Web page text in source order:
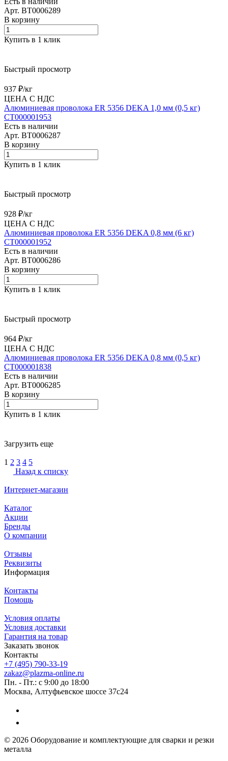
Арт. BT0006289
В корзину
Купить в 1 клик
Быстрый просмотр
937 ₽/кг
ЦЕНА С НДС
Алюминиевая проволока ER 5356 DEKA 1,0 мм (0,5 кг)
СТ000001953
Есть в наличии
Арт. BT0006287
В корзину
Купить в 1 клик
Быстрый просмотр
928 ₽/кг
ЦЕНА С НДС
Алюминиевая проволока ER 5356 DEKA 0,8 мм (6 кг)
СТ000001952
Есть в наличии
Арт. BT0006286
В корзину
Купить в 1 клик
Быстрый просмотр
964 ₽/кг
ЦЕНА С НДС
Алюминиевая проволока ER 5356 DEKA 0,8 мм (0,5 кг)
СТ000001838
Есть в наличии
Арт. BT0006285
В корзину
Купить в 1 клик
Загрузить еще
1 2 3 4 5
Назад к списку
Интернет-магазин
Каталог
Акции
Бренды
О компании
Отзывы
Реквизиты
Информация
Контакты
Помощь
Условия оплаты
Условия доставки
Гарантия на товар
Заказать звонок
Контакты
+7 (495) 790-33-19
zakaz@plazma-online.ru
Пн. - Пт.: с 9:00 до 18:00
Москва, Алтуфьевское шоссе 37с24
© 2026 Оборудование и комплектующие для сварки и резки
металла